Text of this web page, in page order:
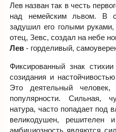
Лев назван так в честь
над немейским львом. В
задушил его голыми руками,
отец, Зевс, создал на небе
Лев - горделивый,
Фиксированный знак
созидания и
Это деятельный
популярности. Сильная,
натура, часто попадает под
великодушен, решителен
амбициозность являются